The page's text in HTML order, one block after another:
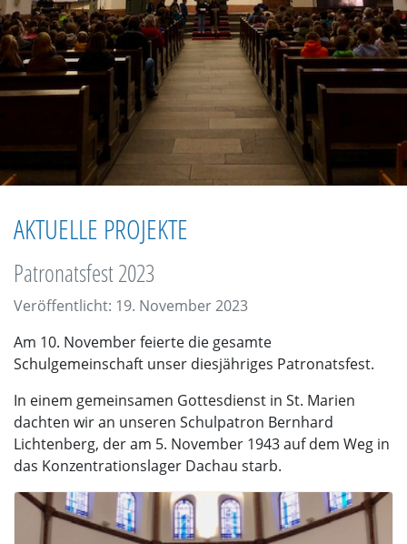
AKTUELLE PROJEKTE
Patronatsfest 2023
Veröffentlicht: 19. November 2023
Am 10. November feierte die gesamte
Schulgemeinschaft unser diesjähriges Patronatsfest.
In einem gemeinsamen Gottesdienst in St. Marien
dachten wir an unseren Schulpatron Bernhard
Lichtenberg, der am 5. November 1943 auf dem Weg in
das Konzentrationslager Dachau starb.